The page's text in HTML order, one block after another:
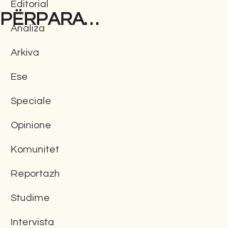
Editorial
Analiza
Arkiva
Ese
Speciale
Opinione
Komunitet
Reportazh
Studime
Intervista
PËRPARA…